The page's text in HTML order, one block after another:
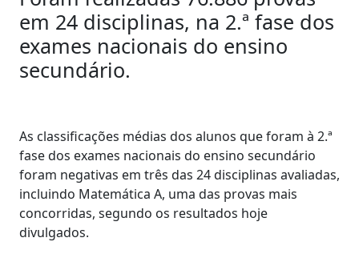
em 24 disciplinas, na 2.ª fase dos
exames nacionais do ensino
secundário.
As classificações médias dos alunos que foram à 2.ª
fase dos exames nacionais do ensino secundário
foram negativas em três das 24 disciplinas avaliadas,
incluindo Matemática A, uma das provas mais
concorridas, segundo os resultados hoje
divulgados.